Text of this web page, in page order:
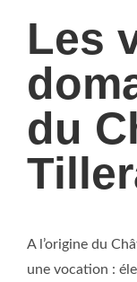
Les
du
A l’origine du
une vocation :